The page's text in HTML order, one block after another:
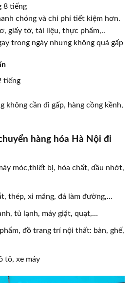
8 tiếng
chóng và chi phí tiết kiệm hơn.
giấy tờ, tài liệu, thực phẩm,..
trong ngày nhưng không quá gấp
tiếng
không cần đi gấp, hàng cồng kềnh,
hàng hóa Hà Nội đi
móc,thiết bị, hóa chất, dầu nhớt,
thép, xi măng, đá làm đường,…
tủ lạnh, máy giặt, quạt,…
đồ trang trí nội thất: bàn, ghế,
tô, xe máy